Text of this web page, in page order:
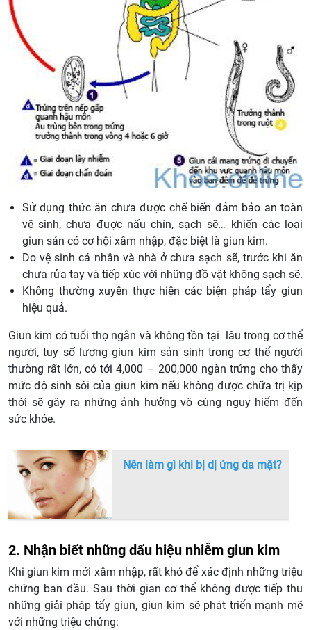
Sử dụng thức ăn chưa được chế biến đảm bảo an toàn
vệ sinh, chưa được nấu chín, sạch sẽ… khiến các loại
giun sán có cơ hội xâm nhập, đặc biệt là giun kim.
Do vệ sinh cá nhân và nhà ở chưa sạch sẽ, trước khi ăn
chưa rửa tay và tiếp xúc với những đồ vật không sạch sẽ.
Không thường xuyên thực hiện các biện pháp tẩy giun
hiệu quả.
Giun kim có tuổi thọ ngắn và không tồn tại lâu trong cơ thể
người, tuy số lượng giun kim sản sinh trong cơ thể người
thường rất lớn, có tới 4,000 – 200,000 ngàn trứng cho thấy
mức độ sinh sôi của giun kim nếu không được chữa trị kịp
thời sẽ gây ra những ảnh hưởng vô cùng nguy hiểm đến
sức khỏe.
Nên làm gì khi bị dị ứng da mặt?
2. Nhận biết những dấu hiệu nhiễm giun kim
Khi giun kim mới xâm nhập, rất khó để xác định những triệu
chứng ban đầu. Sau thời gian cơ thể không được tiếp thu
những giải pháp tẩy giun, giun kim sẽ phát triển mạnh mẽ
với những triệu chứng: